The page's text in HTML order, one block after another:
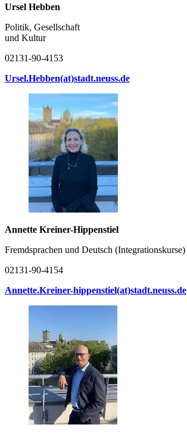
Ursel Hebben
Politik, Gesellschaft
und Kultur
02131-90-4153
Ursel.Hebben(at)stadt.neuss.de
Annette Kreiner-Hippenstiel
Fremdsprachen und Deutsch (Integrationskurse)
02131-90-4154
Annette.Kreiner-hippenstiel(at)stadt.neuss.de